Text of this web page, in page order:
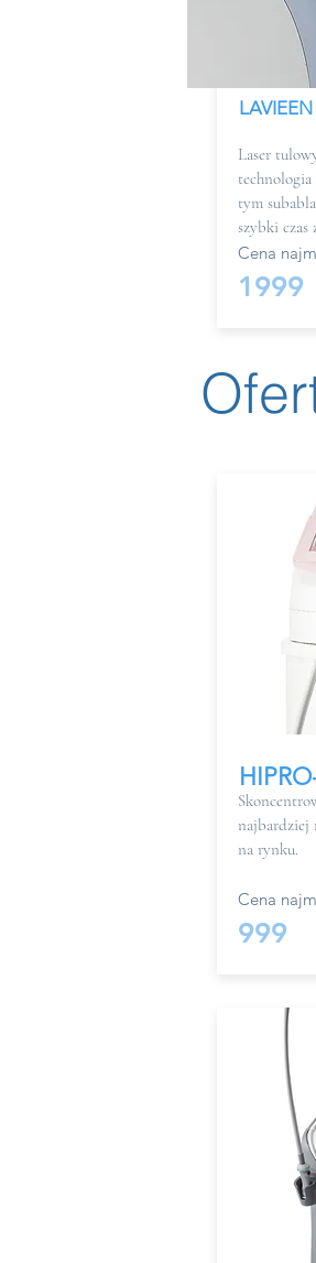
LAVIEEN
Laser
tym
szybki czas
Cena
1999
najbardziej
na rynku.
Cena
999